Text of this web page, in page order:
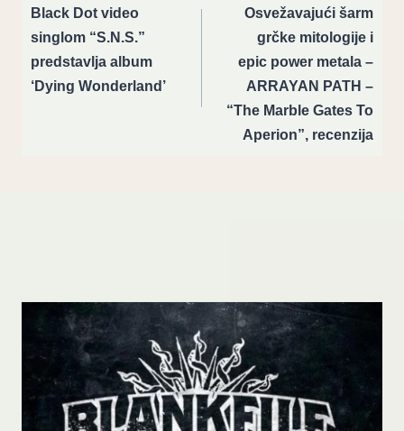
navigation
Black Dot video
singlom “S.N.S.”
predstavlja album
‘Dying Wonderland’
Osvežavajući šarm
grčke mitologije i
epic power metala –
ARRAYAN PATH –
“The Marble Gates To
Aperion”, recenzija